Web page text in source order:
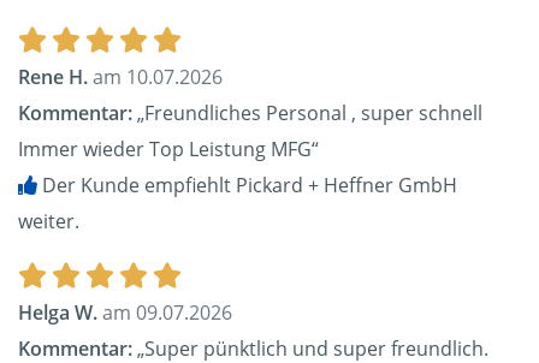
Rene H.am 10.07.2026
Kommentar:„Freundliches Personal , super schnell
Immer wieder Top Leistung MFG“
Der Kunde empfiehlt Pickard + Heffner GmbH
weiter.
Helga W.am 09.07.2026
Kommentar:„Super pünktlich und super freundlich.